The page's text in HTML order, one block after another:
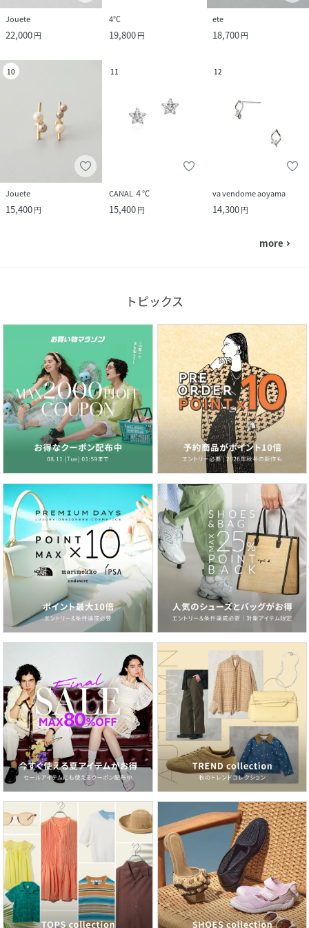
Jouete
22,000円
4℃
19,800円
ete
18,700円
10
Jouete
15,400円
11
CANAL ４℃
15,400円
12
va vendome aoyama
14,300円
more navigate_next
トピックス